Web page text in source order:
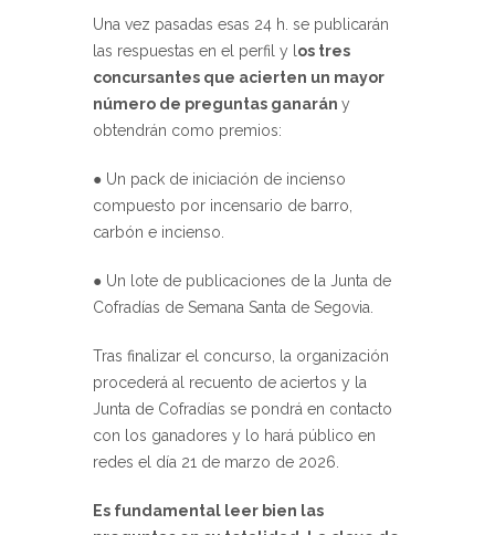
Una vez pasadas esas 24 h. se publicarán
las respuestas en el perfil y l os tres
concursantes que acierten un mayor
número de preguntas ganarán y
obtendrán como premios:
● Un pack de iniciación de incienso
compuesto por incensario de barro,
carbón e incienso.
● Un lote de publicaciones de la Junta de
Cofradías de Semana Santa de Segovia.
Tras finalizar el concurso, la organización
procederá al recuento de aciertos y la
Junta de Cofradías se pondrá en contacto
con los ganadores y lo hará público en
redes el día 21 de marzo de 2026.
Es fundamental leer bien las